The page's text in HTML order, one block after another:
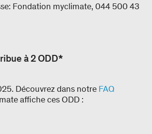
Fondation myclimate, 044 500 43
à 2 ODD*
Découvrez dans notre FAQ
affiche ces ODD :